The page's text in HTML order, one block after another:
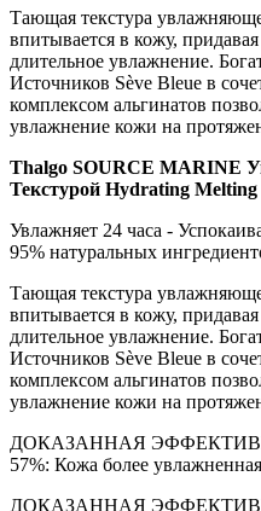
Тающая текстура
впитывается в кожу,
длительное увлажнение.
Источников Sève Bleue в
комплексом альгинатов
увлажнение кожи на
Thalgo SOURCE MARINE
Текстурой Hydrating
Увлажняет 24 часа -
95% натуральных
Тающая текстура
впитывается в кожу,
длительное увлажнение.
Источников Sève Bleue в
комплексом альгинатов
увлажнение кожи на
ДОКАЗАННАЯ
57%: Кожа более увлажненная
ДОКАЗАННАЯ